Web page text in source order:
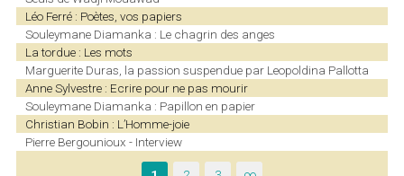
Léo Ferré : Poètes, vos papiers
Souleymane Diamanka : Le chagrin des anges
La tordue : Les mots
Marguerite Duras, la passion suspendue par Leopoldina Pallotta
Anne Sylvestre : Ecrire pour ne pas mourir
Souleymane Diamanka : Papillon en papier
Christian Bobin : L’Homme-joie
Pierre Bergounioux - Interview